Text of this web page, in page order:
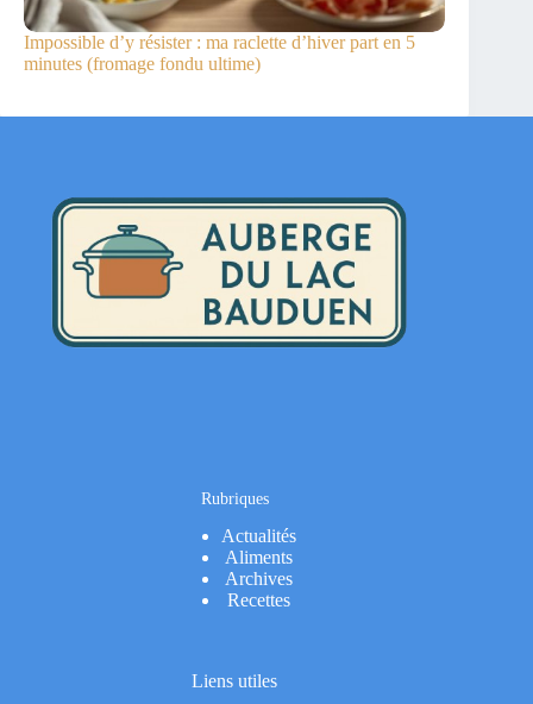
Impossible d’y résister : ma raclette d’hiver part en 5
minutes (fromage fondu ultime)
Rubriques
Actualités
Aliments
Archives
Recettes
Liens utiles